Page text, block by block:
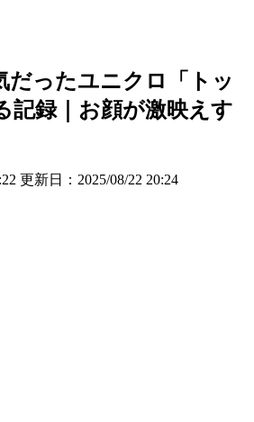
だったユニクロ「トッ
記録｜お顔が激映えす
更新日： 2025/08/22 20:24